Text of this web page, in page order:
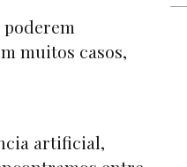
muitos casos,
artificial,